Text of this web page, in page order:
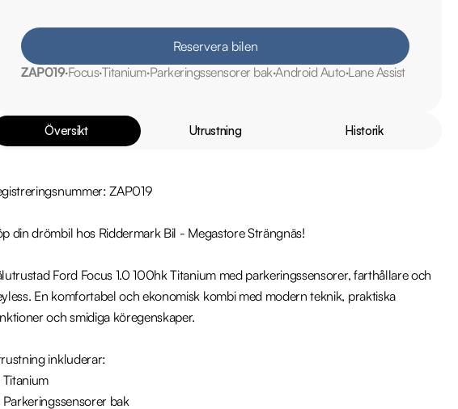
Reservera bilen
ZAP019FocusTitaniumParkeringssensorer bak Android AutoLane Assist
Översikt Utrustning Historik
ZAP019
din drömbil hos Riddermark Bil - Megastore Strängnäs!
Ford Focus 1.0 100hk Titanium med parkeringssensorer, farthållare och
En komfortabel och ekonomisk kombi med modern teknik, praktiska
och smidiga köregenskaper.
inkluderar: